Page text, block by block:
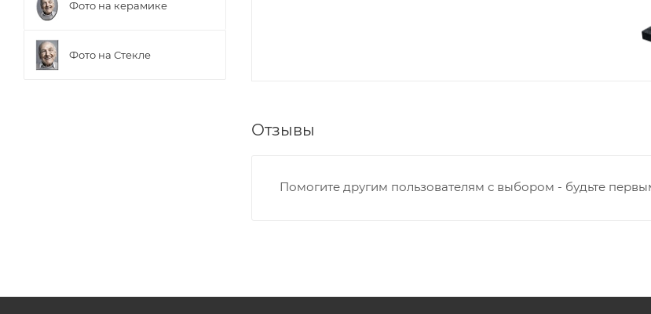
Отзывы
Помогите другим пользователям с выбором - будьте
Фото на керамике
Фото на Стекле